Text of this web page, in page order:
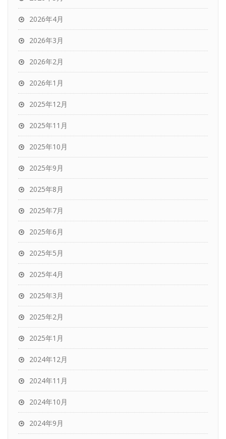
2026年4月
2026年3月
2026年2月
2026年1月
2025年12月
2025年11月
2025年10月
2025年9月
2025年8月
2025年7月
2025年6月
2025年5月
2025年4月
2025年3月
2025年2月
2025年1月
2024年12月
2024年11月
2024年10月
2024年9月